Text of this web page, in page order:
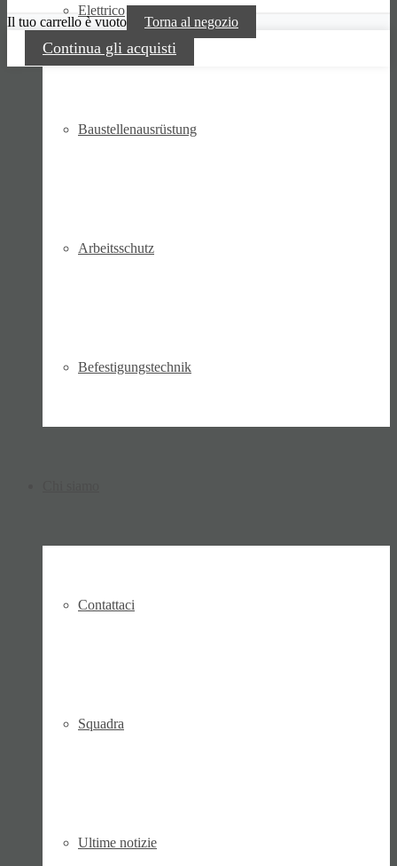
Elettrico
Bau­stellen­aus­rüstung
Arbeits­schutz
Befesti­gungs­technik
Contattaci
Squadra
Ultime notizie
Il tuo carrello è vuoto Torna al negozio
Continua gli acquisti